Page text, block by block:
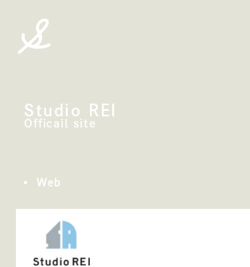
Studio REI
Studio REI
Officail site
Web